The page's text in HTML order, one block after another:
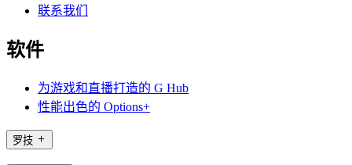
联系我们
软件
为游戏和直播打造的 G Hub
性能出色的 Options+
罗技